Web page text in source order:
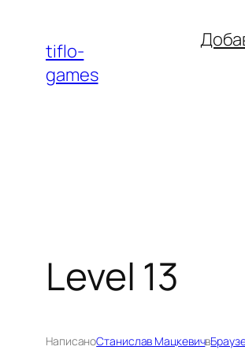
содержимому
tiflo-
games
Level 13
НаписаноСтанислав Мацкевичв